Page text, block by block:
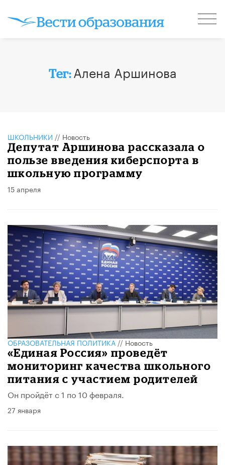
Тег: Алена Аршинова
ШКОЛЬНИКИ // Новость
Депутат Аршинова рассказала о
пользе введения киберспорта в
школьную программу
15 апреля
ОБРАЗОВАТЕЛЬНАЯ ПОЛИТИКА//Новость
«Единая Россия» проведёт
мониторинг качества школьного
питания с участием родителей
Он пройдёт с 1 по 10 февраля.
27 января